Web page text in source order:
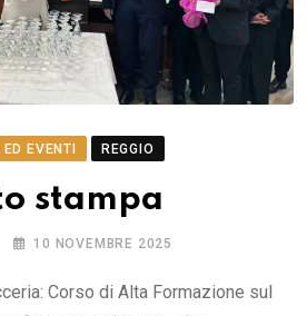
EVENTI REGGIO
stampa
10 NOVEMBRE 2025
Corso di Alta Formazione sul